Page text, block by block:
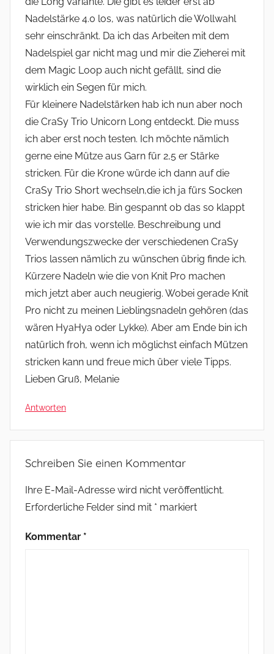
Nadelstärke 4.0 los, was natürlich die Wollwahl
sehr einschränkt. Da ich das Arbeiten mit dem
Nadelspiel gar nicht mag und mir die Zieherei mit
dem Magic Loop auch nicht gefällt, sind die
wirklich ein Segen für mich.
Für kleinere Nadelstärken hab ich nun aber noch
die CraSy Trio Unicorn Long entdeckt. Die muss
ich aber erst noch testen. Ich möchte nämlich
gerne eine Mütze aus Garn für 2,5 er Stärke
stricken. Für die Krone würde ich dann auf die
CraSy Trio Short wechseln,die ich ja fürs Socken
stricken hier habe. Bin gespannt ob das so klappt
wie ich mir das vorstelle. Beschreibung und
Verwendungszwecke der verschiedenen CraSy
Trios lassen nämlich zu wünschen übrig finde ich.
Kürzere Nadeln wie die von Knit Pro machen
mich jetzt aber auch neugierig. Wobei gerade Knit
Pro nicht zu meinen Lieblingsnadeln gehören (das
wären HyaHya oder Lykke). Aber am Ende bin ich
natürlich froh, wenn ich möglichst einfach Mützen
stricken kann und freue mich über viele Tipps.
Lieben Gruß, Melanie
Antworten
Schreiben Sie einen Kommentar
Ihre E-Mail-Adresse wird nicht veröffentlicht.
Erforderliche Felder sind mit * markiert
Kommentar *